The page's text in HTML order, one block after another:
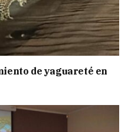
de yaguareté en